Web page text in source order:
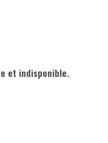
et indisponible.